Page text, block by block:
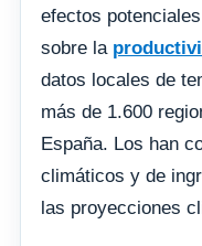
efectos
sobre la
datos locales de
más de 1.600
España. Los han
climáticos y de
las proyecciones